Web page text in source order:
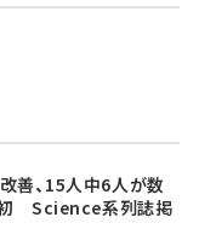
善、15人中6人が数
Science系列誌掲